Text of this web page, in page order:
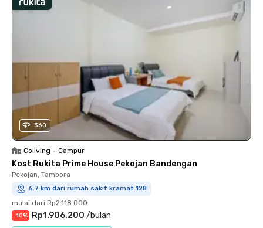
360
Coliving • Campur
Kost Rukita Prime House Pekojan Bandengan
Pekojan, Tambora
6.7 km dari rumah sakit kramat 128
mulai dari Rp2.118.000
-10% Rp1.906.200 /bulan